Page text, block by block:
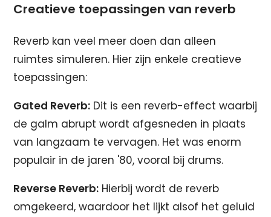
Creatieve toepassingen van reverb
Reverb kan veel meer doen dan alleen
ruimtes simuleren. Hier zijn enkele creatieve
toepassingen:
Gated Reverb: Dit is een reverb-effect waarbij
de galm abrupt wordt afgesneden in plaats
van langzaam te vervagen. Het was enorm
populair in de jaren '80, vooral bij drums.
Reverse Reverb: Hierbij wordt de reverb
omgekeerd, waardoor het lijkt alsof het geluid